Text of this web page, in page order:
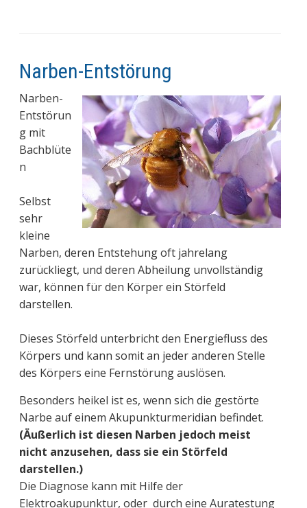
Narben-Entstörung
Narben-
Entstörun
g mit
Bachblüte
n
Selbst
sehr
kleine
Narben, deren Entstehung oft jahrelang
zurückliegt, und deren Abheilung unvollständig
war, können für den Körper ein Störfeld
darstellen.
Dieses Störfeld unterbricht den Energiefluss des
Körpers und kann somit an jeder anderen Stelle
des Körpers eine Fernstörung auslösen.
Besonders heikel ist es, wenn sich die gestörte
Narbe auf einem Akupunkturmeridian befindet.
(Äußerlich ist diesen Narben jedoch meist
nicht anzusehen, dass sie ein Störfeld
darstellen.)
Die Diagnose kann mit Hilfe der
Elektroakupunktur, oder durch eine Auratestung